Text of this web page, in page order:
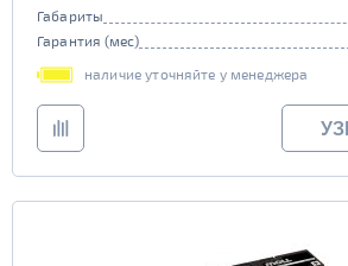
Габариты
Гарантия (мес)
наличие уточняйте у менеджера